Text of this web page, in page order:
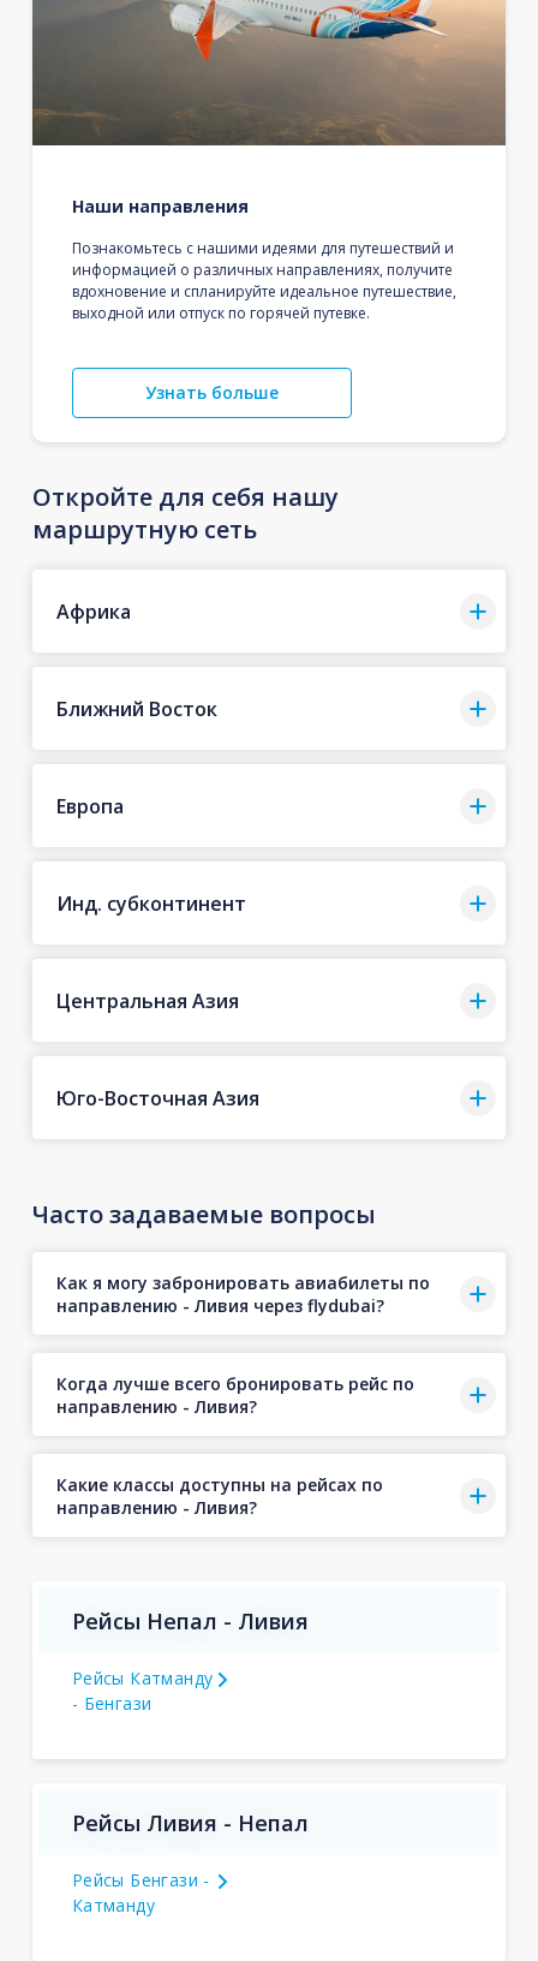
Наши направления
Познакомьтесь с нашими идеями для путешествий и
информацией о различных направлениях, получите
вдохновение и спланируйте идеальное путешествие,
выходной или отпуск по горячей путевке.
Узнать больше
Откройте для себя нашу
маршрутную сеть
Африка
Ближний Восток
Европа
Инд. субконтинент
Центральная Азия
Юго-Восточная Азия
Часто задаваемые вопросы
Как я могу забронировать авиабилеты по
направлению - Ливия через flydubai?
Когда лучше всего бронировать рейс по
направлению - Ливия?
Какие классы доступны на рейсах по
направлению - Ливия?
Рейсы Непал - Ливия
Рейсы Катманду
- Бенгази
Рейсы Ливия - Непал
Рейсы Бенгази -
Катманду